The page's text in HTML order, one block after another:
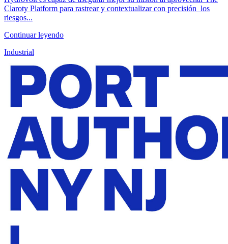
Claroty Platform para rastrear y contextualizar con precisión los
riesgos...
Continuar leyendo
Industrial